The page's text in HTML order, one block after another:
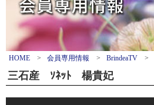
HOME > 会員専用情報 > BrindeaTV >
三石産 ｿﾈｯﾄ 楊貴妃